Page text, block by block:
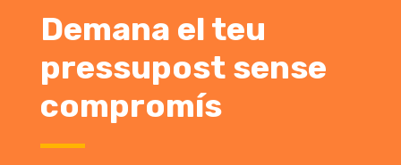
Demana el teu
pressupost sense
compromís